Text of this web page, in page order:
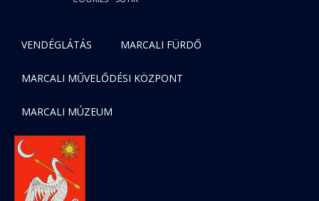
VENDÉGLÁTÁS MARCALI FÜRDŐ
MARCALI MŰVELŐDÉSI KÖZPONT
MARCALI MÚZEUM